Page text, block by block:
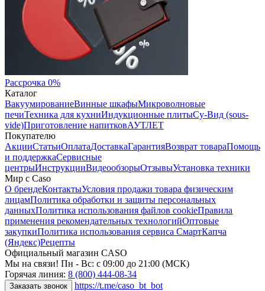
Рассрочка 0%
Каталог
ВакуумированиеВинные шкафыМикроволновые
печиТехника для кухниИндукционные плитыСу-Вид (sous-
vide)Приготовление напитковАУТЛЕТ
Покупателю
АкцииСтатьиОплатаДоставкаГарантияВозврат товараПомощь
и поддержкаСервисные
центрыИнструкцииВидеообзорыОтзывыУстановка техники
Мир с Caso
О брендеКонтактыУсловия продажи товара физическим
лицамПолитика обработки и защиты персональных
данныхПолитика использования файлов cookieПравила
применения рекомендательных технологийОптовые
закупкиПолитика использования сервиса СмартКапча
(Яндекс)Рецепты
Официальный магазин CASO
Мы на связи! Пн - Вс: с 09:00 до 21:00 (МСК)
Горячая линия: 8 (800) 444-08-34
Заказать звонок https://t.me/caso_bt_bot